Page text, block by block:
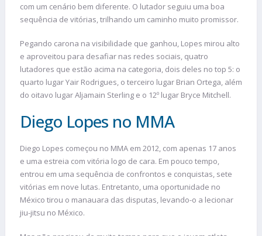
com um cenário bem diferente. O lutador seguiu uma boa
sequência de vitórias, trilhando um caminho muito promissor.
Pegando carona na visibilidade que ganhou, Lopes mirou alto
e aproveitou para desafiar nas redes sociais, quatro
lutadores que estão acima na categoria, dois deles no top 5: o
quarto lugar Yair Rodrigues, o terceiro lugar Brian Ortega, além
do oitavo lugar Aljamain Sterling e o 12º lugar Bryce Mitchell.
Diego Lopes no MMA
Diego Lopes começou no MMA em 2012, com apenas 17 anos
e uma estreia com vitória logo de cara. Em pouco tempo,
entrou em uma sequência de confrontos e conquistas, sete
vitórias em nove lutas. Entretanto, uma oportunidade no
México tirou o manauara das disputas, levando-o a lecionar
jiu-jitsu no México.